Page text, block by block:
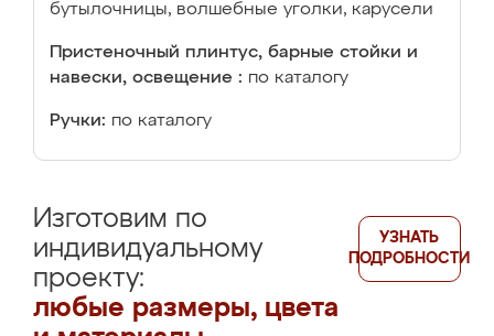
бутылочницы, волшебные уголки, карусели
Пристеночный плинтус, барные стойки и
навески, освещение : по каталогу
Ручки: по каталогу
Изготовим по
индивидуальному
проекту:
любые размеры, цвета
УЗНАТЬ
ПОДРОБНОСТИ